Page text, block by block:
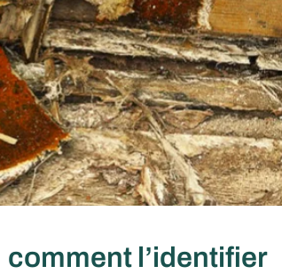
l’identifier